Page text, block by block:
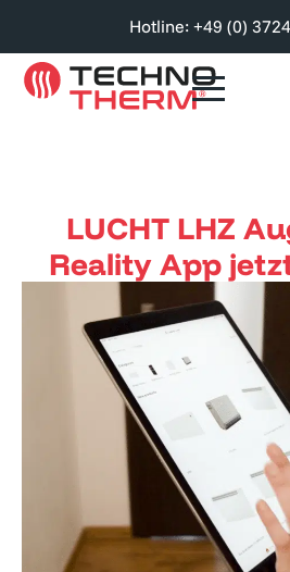
Hotline: +49 (0)
LUCHT LHZ
Reality App